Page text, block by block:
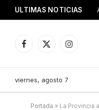
ULTIMAS NOTICIAS
Facebook
X
Instagram
viernes, agosto 7
Portada » La Provincia